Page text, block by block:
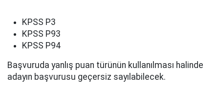
KPSS P3
KPSS P93
KPSS P94
Başvuruda yanlış puan türünün kullanılması halinde
adayın başvurusu geçersiz sayılabilecek.